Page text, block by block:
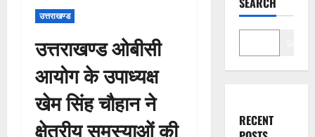
उत्तराखण्ड
उत्तराखण्ड ओबीसी
आयोग के उपाध्यक्ष
खेम सिंह चौहान ने
क्षेत्रीय समस्याओं की
RECENT